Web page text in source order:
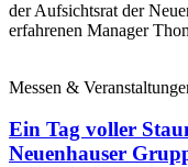
der Aufsichtsrat der
erfahrenen Manager
Messen &
Ein Tag voller
Neuenhauser